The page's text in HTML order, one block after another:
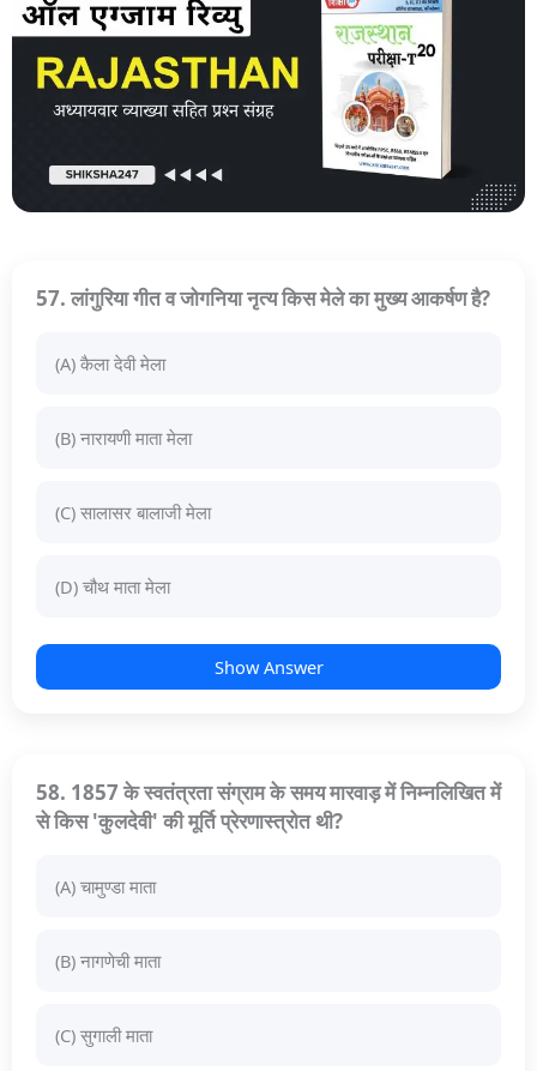
57. लांगुरिया गीत व जोगनिया नृत्य किस मेले का मुख्य आकर्षण है?
(A) कैला देवी मेला
(B) नारायणी माता मेला
(C) सालासर बालाजी मेला
(D) चौथ माता मेला
Show Answer
58. 1857 के स्वतंत्रता संग्राम के समय मारवाड़ में निम्नलिखित में
से किस 'कुलदेवी' की मूर्ति प्रेरणास्त्रोत थी?
(A) चामुण्डा माता
(B) नागणेची माता
(C) सुगाली माता